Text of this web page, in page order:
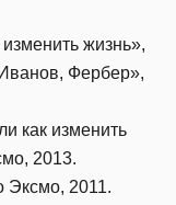
жизнь»,
Фербер»,
как изменить
2013.
Эксмо, 2011.